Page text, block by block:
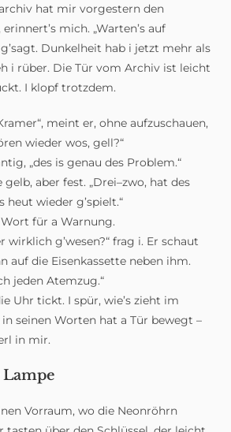
hat mir vorgestern den
mich. „Warten’s auf
Dunkelheit hab i jetzt mehr als
i rüber. Die Tür vom Archiv ist leicht
I klopf trotzdem.
meint er, ohne aufzuschauen,
wieder wos, gell?“
„des is genau des Problem.“
aber fest. „Drei–zwo, hat des
heut wieder g’spielt.“
Wort für a Warnung.
wirklich g’wesen?“ frag i. Er schaut
auf die Eisenkassette neben ihm.
jeden Atemzug.“
Uhr tickt. I spür, wie’s zieht im
seinen Worten hat a Tür bewegt –
in mir.
Vorraum, wo die Neonröhrn